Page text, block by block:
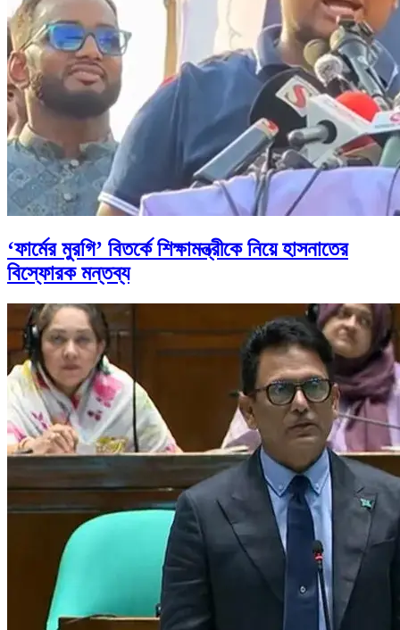
‘ফার্মের মুরগি’ বিতর্কে শিক্ষামন্ত্রীকে নিয়ে হাসনাতের
বিস্ফোরক মন্তব্য